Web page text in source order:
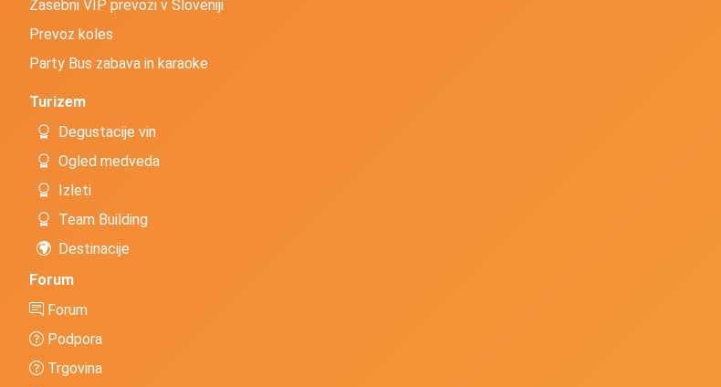
Zasebni VIP prevozi v Sloveniji
Prevoz koles
Party Bus zabava in karaoke
Turizem
Degustacije vin
Ogled medveda
Izleti
Team Building
Destinacije
Forum
Forum
Podpora
Trgovina